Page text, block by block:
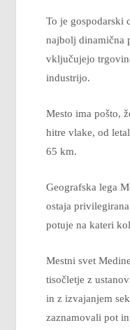
To je gospodarski
najbolj dinamična
vključujejo
industrijo.
Mesto ima pošto,
hitre vlake, od
65 km.
Geografska lega
ostaja
potuje na kateri
Mestni svet
tisočletje z
in z izvajanjem
zaznamovali pot